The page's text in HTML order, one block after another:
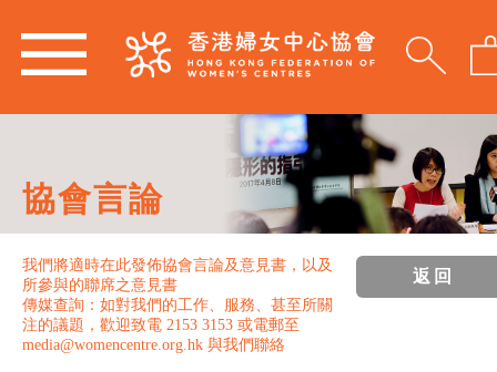
協會言論
我們將適時在此發佈協會言論及意見書，以及
所參與的聯席之意見書
傳媒查詢：如對我們的工作、服務、甚至所關
注的議題，歡迎致電 2153 3153 或電郵至
media@womencentre.org.hk 與我們聯絡
返回